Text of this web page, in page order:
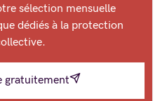
sélection mensuelle
dédiés à la protection
gratuitement